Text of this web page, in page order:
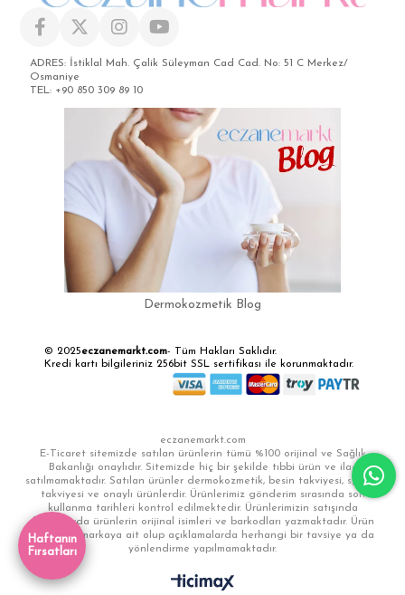
ADRES: İstiklal Mah. Çalik Süleyman Cad Cad. No: 51 C Merkez/
Osmaniye
TEL: +90 850 309 89 10
Dermokozmetik Blog
© 2025eczanemarkt.com- Tüm Hakları Saklıdır.
Kredi kartı bilgileriniz 256bit SSL sertifikası ile korunmaktadır.
eczanemarkt.com
E-Ticaret sitemizde satılan ürünlerin tümü %100 orijinal ve Sağlık
Bakanlığı onaylıdır. Sitemizde hiç bir şekilde tıbbi ürün ve ilaç
satılmamaktadır. Satılan ürünler dermokozmetik, besin takviyesi, sporcu
takviyesi ve onaylı ürünlerdir. Ürünlerimiz gönderim sırasında son
kullanma tarihleri kontrol edilmektedir. Ürünlerimizin satışında
faturalarda ürünlerin orijinal isimleri ve barkodları yazmaktadır. Ürün
görselleri markaya ait olup açıklamalarda herhangi bir tavsiye ya da
yönlendirme yapılmamaktadır.
Haftanın
Fırsatları